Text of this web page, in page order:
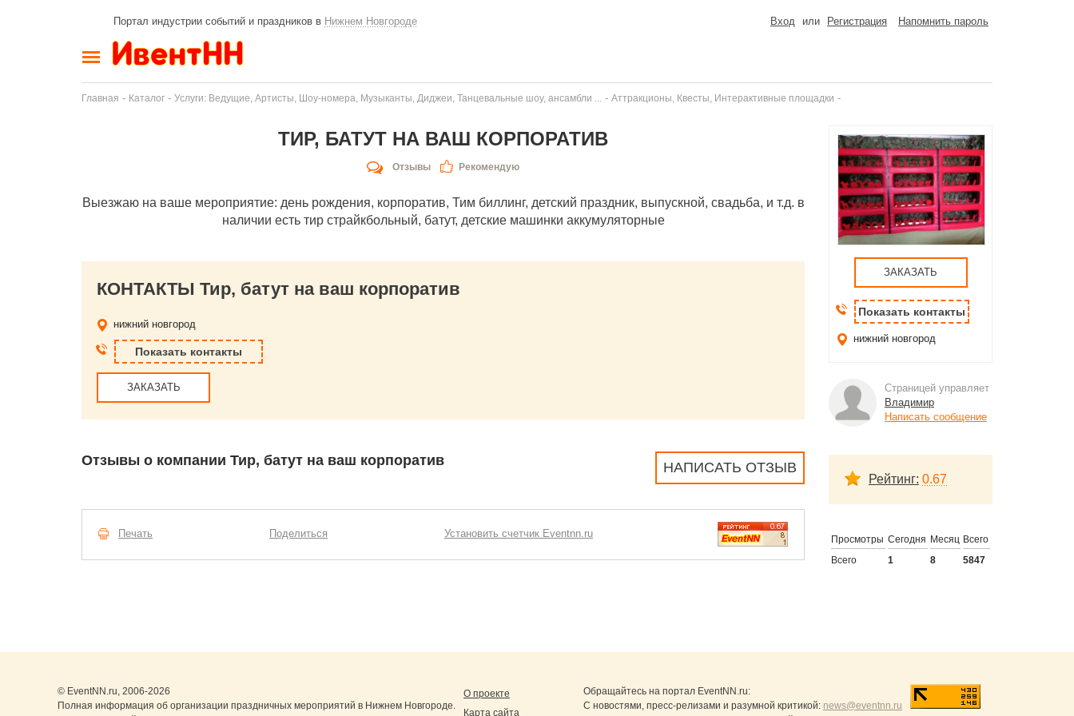
Портал индустрии событий и праздников в Нижнем Новгороде Вход или Регистрация Напомнить пароль
Главная - Каталог - Услуги: Ведущие, Артисты, Шоу-номера, Музыканты, Диджеи, Танцевальные шоу, ансамбли ... - Аттракционы, Квесты, Интерактивные площадки -
ТИР, БАТУТ НА ВАШ КОРПОРАТИВ
Отзывы Рекомендую
Выезжаю на ваше мероприятие: день рождения, корпоратив, Тим биллинг, детский праздник, выпускной, свадьба, и т.д. в
наличии есть тир страйкбольный, батут, детские машинки аккумуляторные
КОНТАКТЫ Тир, батут на ваш корпоратив
нижний новгород
Показать контакты
ЗАКАЗАТЬ
НАПИСАТЬ ОТЗЫВ
Отзывы о компании Тир, батут на ваш корпоратив
Печать Поделиться Установить счетчик Eventnn.ru
ЗАКАЗАТЬ
Показать контакты
нижний новгород
Страницей управляет
Владимир
Написать сообщение
Рейтинг: 0.67
Просмотры Сегодня Месяц Всего
Всего
1 8 5847
© EventNN.ru, 2006-2026
Полная информация об организации праздничных мероприятий в Нижнем Новгороде.
О проекте
Карта сайта
Обращайтесь на портал EventNN.ru:
С новостями, пресс-релизами и разумной критикой: news@eventnn.ru